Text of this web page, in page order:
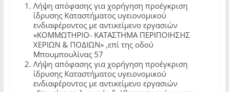
Λήψη απόφασης για χορήγηση προέγκριση
ίδρυσης Καταστήματος υγειονομικού
ενδιαφέροντος με αντικείμενο εργασιών
«ΚΟΜΜΩΤΗΡΙΟ- ΚΑΤΑΣΤΗΜΑ ΠΕΡΙΠΟΙΗΣΗΣ
ΧΕΡΙΩΝ & ΠΟΔΙΩΝ» ,επί της οδού
Μπουμπουλίνας 57
Λήψη απόφασης για χορήγηση προέγκριση
ίδρυσης Καταστήματος υγειονομικού
ενδιαφέροντος με αντικείμενο εργασιών